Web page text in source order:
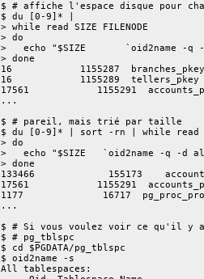
$ # affiche l'espace disque pour
$ du [0-9]* |
> while read SIZE FILENODE
> do
>   echo "$SIZE       `oid2name -q
> done
16            1155287  branches_pkey
16            1155289  tellers_pkey
17561            1155291
...
$ # pareil, mais trié par taille
$ du [0-9]* | sort -rn | while read
> do
>   echo "$SIZE   `oid2name -q -d
> done
133466             155173
17561            1155291
1177              16717
...
$ # Si vous voulez voir ce qu'il y
$ # pg_tblspc
$ cd $PGDATA/pg_tblspc
$ oid2name -s
All tablespaces: